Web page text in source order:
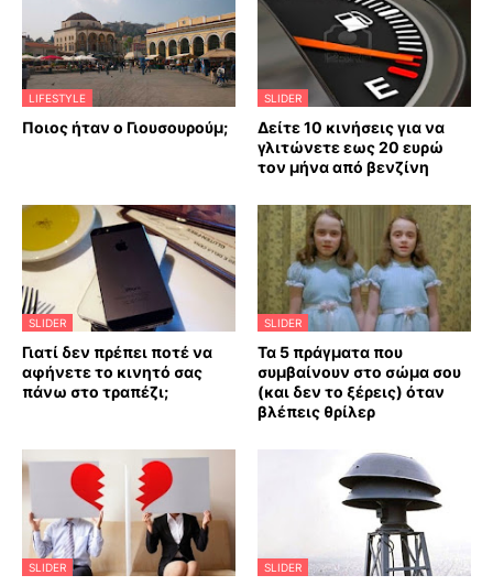
LIFESTYLE
Ποιος ήταν ο Γιουσουρούμ;
SLIDER
Δείτε 10 κινήσεις για να
γλιτώνετε εως 20 ευρώ
τον μήνα από βενζίνη
SLIDER
Γιατί δεν πρέπει ποτέ να
αφήνετε το κινητό σας
πάνω στο τραπέζι;
SLIDER
Τα 5 πράγματα που
συμβαίνουν στο σώμα σου
(και δεν το ξέρεις) όταν
βλέπεις θρίλερ
SLIDER SLIDER